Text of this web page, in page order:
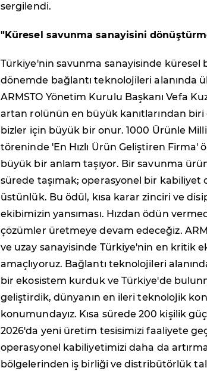
sergilendi.
"Küresel savunma sanayisini
Türkiye'nin savunma sanayisinde küresel
dönemde bağlantı teknolojileri alanında
ARMSTO Yönetim Kurulu Başkanı Vefa
artan rolünün en büyük kanıtlarından biri
bizler için büyük bir onur. 1000 Ürünle
töreninde 'En Hızlı Ürün Geliştiren Firma'
büyük bir anlam taşıyor. Bir savunma
sürede taşımak; operasyonel bir
üstünlük. Bu ödül, kısa karar zinciri ve
ekibimizin yansıması. Hızdan ödün
çözümler üretmeye devam edeceğiz.
ve uzay sanayisinde Türkiye'nin en kritik
amaçlıyoruz. Bağlantı teknolojileri
bir ekosistem kurduk ve Türkiye'de
geliştirdik, dünyanın en ileri teknolojik
konumundayız. Kısa sürede 200 kişilik
2026'da yeni üretim tesisimizi faaliyete
operasyonel kabiliyetimizi daha da
bölgelerinden iş birliği ve distribütörlük